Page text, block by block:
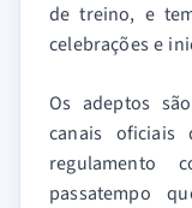
de treino, e
celebrações e
Os adeptos
canais oficiais
regulamento
passatempo